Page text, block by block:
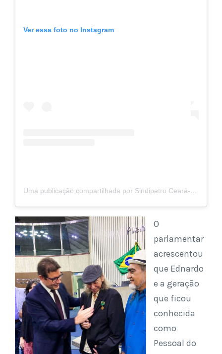
Ver essa foto no Instagram
Uma publicação compartilhada por Sindipetro Ceará-Piauí (@sindipetro)
O
parlamentar
acrescentou
que Ednardo
e a geração
que ficou
conhecida
como
Pessoal do